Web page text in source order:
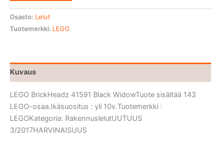
Osasto: Lelut
Tuotemerkki: LEGO
Kuvaus
LEGO BrickHeadz 41591 Black WidowTuote sisältää 143
LEGO-osaa.Ikäsuositus : yli 10v.Tuotemerkki :
LEGOKategoria: RakennuslelutUUTUUS
3/2017HARVINAISUUS